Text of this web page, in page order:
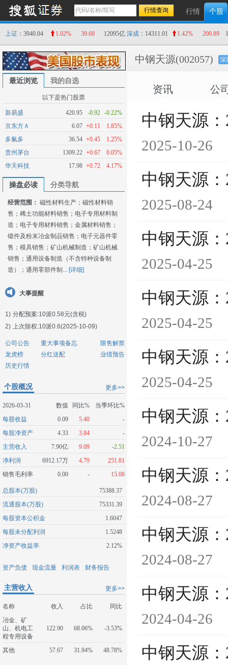
行情 个股
上证 ：3940.04 1.02% 39.68 12095亿 深成 ：14311.01 1.42% 200.89
最近浏览 我的自选
以下是热门股票
新易盛 420.95 -0.92 -0.22%
京东方Ａ
6.07 +0.11
1.85%
多氟多
36.54 +0.45
1.25%
贵州茅台
1309.22 +0.67
0.05%
华天科技
17.98 +0.72 4.17%
操盘必读 分类导航
经营范围： 磁性材料生产；磁性材料销
售；稀土功能材料销售；电子专用材料制
造；电子专用材料销售；金属材料销售；
锻件及粉末冶金制品销售；电子元器件零
售；模具销售；矿山机械制造；矿山机械
销售；通用设备制造（不含特种设备制
造）；通用零部件制... [详细]
大事提醒
1) 分配预案:10派0.58元(含税)
2) 上次除权:10派0.6(2025-10-09)
公司公告 重大事项备忘
限售解禁
龙虎榜
分红送配
业绩预告
历史行情
更多>>
个股概况
2026-03-31 数值 同比%
当季环比%
每股收益
0.09 5.40
-
每股净资产
4.33 3.84
-
主营收入
7.90亿 9.09
-2.51
净利润
6912.17万 4.79
251.81
销售毛利率
0.00 - 15.08
总股本(万股)
75388.37
流通股本(万股)
75331.39
每股资本公积金
1.6047
每股未分配利润
1.5248
净资产收益率
2.12%
资产负债 现金流量 利润表 财务报告
更多>>
主营收入
名称 收入 占比
同比
冶金、矿
山、机电工
程专用设备
122.90 68.06% -3.53%
其他 57.67 31.94% 48.78%
中钢天源(002057) 深
资讯 公
中钢天源
2025-10-26
中钢天源
2025-08-24
中钢天源
2025-04-25
中钢天源
2025-04-25
中钢天源
2025-04-25
中钢天源
2024-10-27
中钢天源
2024-08-27
中钢天源
2024-08-27
中钢天源
2024-04-26
中钢天源